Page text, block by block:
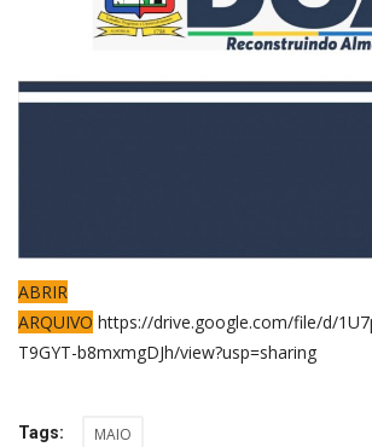
ABRIR
ARQUIVO https://drive.google.com/file/d/
T9GYT-b8mxmgDJh/view?usp=sharing
Tags: MAIO